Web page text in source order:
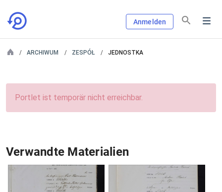
Anmelden
ARCHIWUM ZESPÓŁ JEDNOSTKA
Portlet ist temporär nicht erreichbar.
Verwandte Materialien